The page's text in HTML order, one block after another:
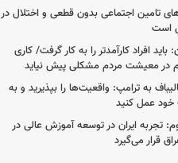
تامین اجتماعی بدون قطعی و اختلال در
است
باید افراد کارآمدتر را به کار گرفت/ کاری
در معیشت مردم مشکلی پیش نیاید
به ترامپ: واقعیت‌ها را بپذیرید و به
خود عمل کنید
تجربه ایران در توسعه آموزش عالی در
قرار می‌گیرد